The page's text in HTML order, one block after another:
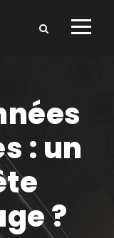
: un
?